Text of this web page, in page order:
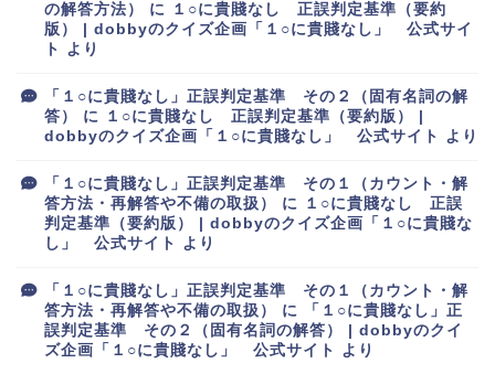
の解答方法）
に １○に貴賤なし 正誤判定基準（要約
版） | dobbyのクイズ企画「１○に貴賤なし」 公式サイ
ト より
「１○に貴賤なし」正誤判定基準 その２（固有名詞の解
答）
に １○に貴賤なし 正誤判定基準（要約版） |
dobbyのクイズ企画「１○に貴賤なし」 公式サイト より
「１○に貴賤なし」正誤判定基準 その１（カウント・解
答方法・再解答や不備の取扱）
に １○に貴賤なし 正誤
判定基準（要約版） | dobbyのクイズ企画「１○に貴賤な
し」 公式サイト より
「１○に貴賤なし」正誤判定基準 その１（カウント・解
答方法・再解答や不備の取扱）
に
「１○に貴賤なし」正
誤判定基準 その２（固有名詞の解答） | dobbyのクイ
ズ企画「１○に貴賤なし」 公式サイト より